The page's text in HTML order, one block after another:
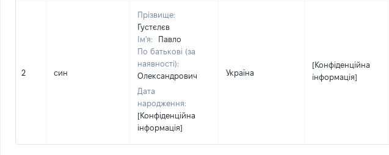
2 син
Прізвище:
Густєлєв
Ім'я:
Павло
По батькові (за
наявності):
Олександрович
Дата
народження:
[Конфіденційна
інформація]
Україна
[Конфіденційна
інформація]